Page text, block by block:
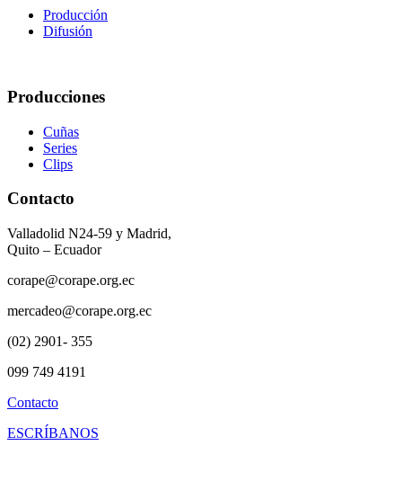
Producción
Difusión
Producciones
Cuñas
Series
Clips
Contacto
Valladolid N24-59 y Madrid,
Quito – Ecuador
corape@corape.org.ec
mercadeo@corape.org.ec
(02) 2901- 355
099 749 4191
Contacto
ESCRÍBANOS